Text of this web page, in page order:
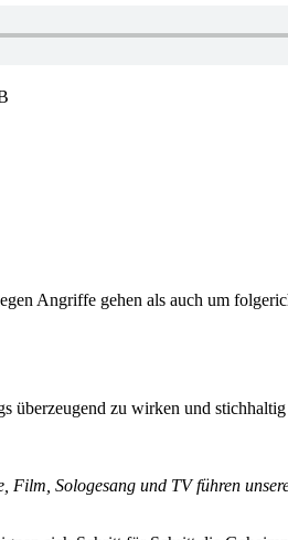
Angriffe gehen als auch um
überzeugend zu wirken und
Sologesang und TV führen